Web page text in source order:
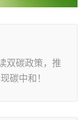
双碳政策，推
碳中和！